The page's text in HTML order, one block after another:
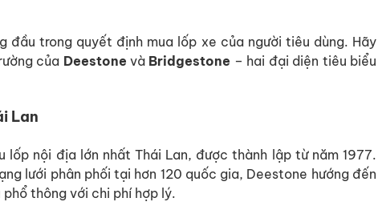
đầu trong quyết định mua lốp xe của người tiêu dùng. Hãy
của Deestone và Bridgestone – hai đại diện tiêu biểu
Lan
lốp nội địa lớn nhất Thái Lan, được thành lập từ năm 1977.
lưới phân phối tại hơn 120 quốc gia, Deestone hướng đến
thông với chi phí hợp lý.